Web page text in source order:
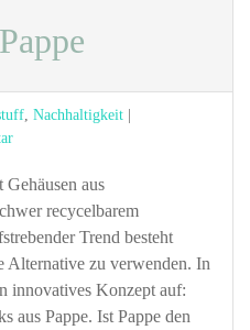
, Nachhaltigkeit
zu
aus
Pappe
aus
recycelbarem
Trend besteht
Alternative zu verwenden. In
innovatives Konzept auf:
aus Pappe. Ist Pappe den